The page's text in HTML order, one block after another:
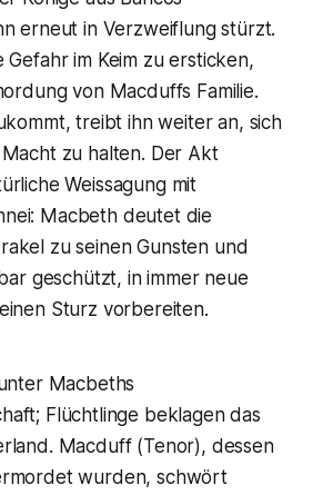
erneut in Verzweiflung stürzt.
Gefahr im Keim zu ersticken,
von Macduffs Familie.
treibt ihn weiter an, sich
zu halten. Der Akt
Weissagung mit
Macbeth deutet die
zu seinen Gunsten und
geschützt, in immer neue
Sturz vorbereiten.
Macbeths
Flüchtlinge beklagen das
Macduff (Tenor), dessen
wurden, schwört